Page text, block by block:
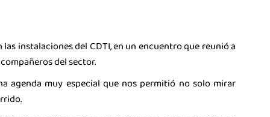
del CDTI, en un encuentro que reunió a
del sector.
agenda muy especial que nos permitió no solo mirar